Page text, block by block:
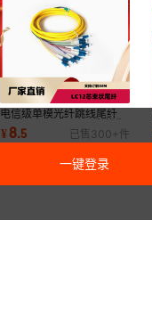
电信级单模光纤跳线尾纤
12芯SC/FC/LC/ST束状生
产厂家裸纤千兆
¥8.5 已售 300+ 件
一键登录